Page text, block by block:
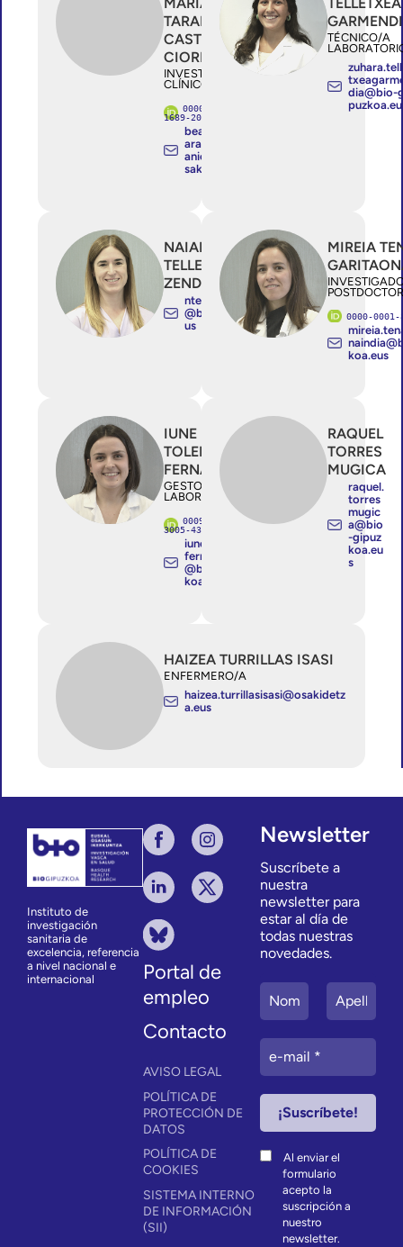
MARIA
TARABINI-
CASTELLANI
CIORDIA
INVESTIGADOR/A
CLÍNICO ESTABLE
0000-0003-
1689-2042
beatrizmaria.t
arabini-castell
aniciordia@o
sakidetza.eus
TELLETXEA
TÉCNICO/A
dia@bio-
NAIARA
TELLETXEA
ZENDOIA
ntelletxea
@bioef.e
us
MIREIA
0000-0001-
koa.eus
IUNE
TOLEDO
FERNANDEZ
GESTOR/A DE
LABORATORIO
0009-0002-
3005-4336
iune.toledo
fernandez
@bio-gipuz
koa.eus
RAQUEL
TORRES
MUGICA
raquel.
torres
mugic
a@bio
-gipuz
koa.eu
s
HAIZEA TURRILLAS ISASI
ENFERMERO/A
haizea.turrillasisasi@osakidetz
a.eus
Instituto de
investigación
sanitaria de
excelencia, referencia
a nivel nacional e
internacional
Portal de
empleo
Contacto
AVISO LEGAL
POLÍTICA DE
PROTECCIÓN DE
DATOS
POLÍTICA DE
COOKIES
SISTEMA INTERNO
DE INFORMACIÓN
(SII)
Newsletter
Suscríbete a
nuestra
newsletter para
estar al día de
todas nuestras
novedades.
Al enviar el
formulario
acepto la
suscripción a
nuestro
newsletter.